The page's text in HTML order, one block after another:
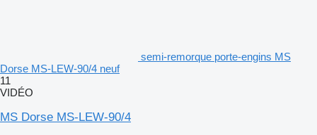
semi-remorque porte-engins MS
Dorse MS-LEW-90/4 neuf
11
VIDÉO
MS Dorse MS-LEW-90/4